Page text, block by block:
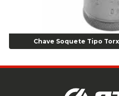
Anel para Montagem do Pneu Sem
Anel para Vedação OR 25 - Cod
Anel para Vedação OR 325 - Cod
Anel para Vedação OR 325 Nacional
Chave Soquete Tipo